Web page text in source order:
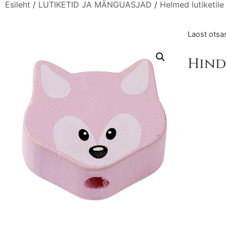
Esileht / LUTIKETID JA MÄNGUASJAD / Helmed
Laost